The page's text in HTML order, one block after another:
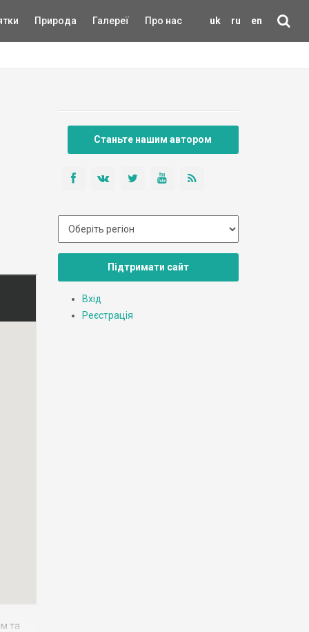
uk ru en
Природа Галереї Про нас
та
Станьте нашим автором
Підтримати сайт
Вхід
Реєстрація